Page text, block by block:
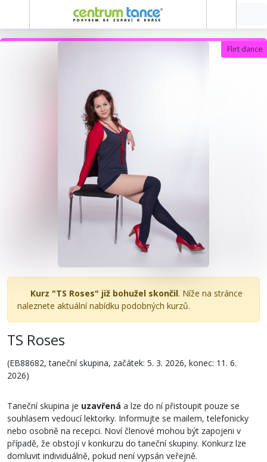
Flirt dance
Kurz "TS Roses" již bohužel skončil. Níže na stránce
naleznete aktuální nabídku podobných kurzů.
TS Roses
(EB88682, taneční skupina, začátek: 5. 3. 2026, konec: 11. 6.
2026)
Taneční skupina je uzavřená a lze do ní přistoupit pouze se
souhlasem vedoucí lektorky. Informujte se mailem, telefonicky
nebo osobně na recepci. Noví členové mohou být zapojeni v
případě, že obstojí v konkurzu do taneční skupiny. Konkurz lze
domluvit individuálně, pokud není vypsán veřejně.